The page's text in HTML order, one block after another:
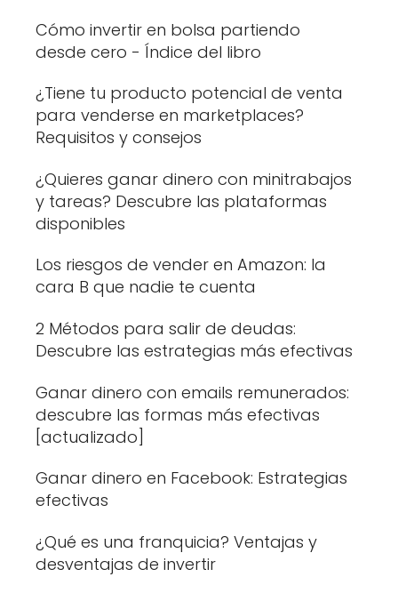
Cómo invertir en bolsa partiendo
desde cero - Índice del libro
¿Tiene tu producto potencial de venta
para venderse en marketplaces?
Requisitos y consejos
¿Quieres ganar dinero con minitrabajos
y tareas? Descubre las plataformas
disponibles
Los riesgos de vender en Amazon: la
cara B que nadie te cuenta
2 Métodos para salir de deudas:
Descubre las estrategias más efectivas
Ganar dinero con emails remunerados:
descubre las formas más efectivas
[actualizado]
Ganar dinero en Facebook: Estrategias
efectivas
¿Qué es una franquicia? Ventajas y
desventajas de invertir